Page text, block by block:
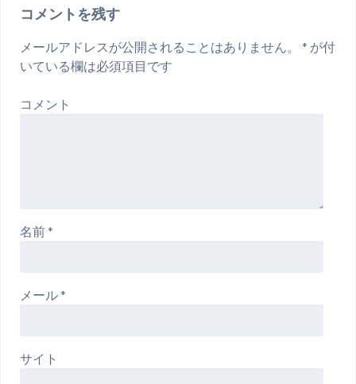
コメントを残す
メールアドレスが公開されることはありません。 * が付
いている欄は必須項目です
コメント
名前*
メール*
サイト